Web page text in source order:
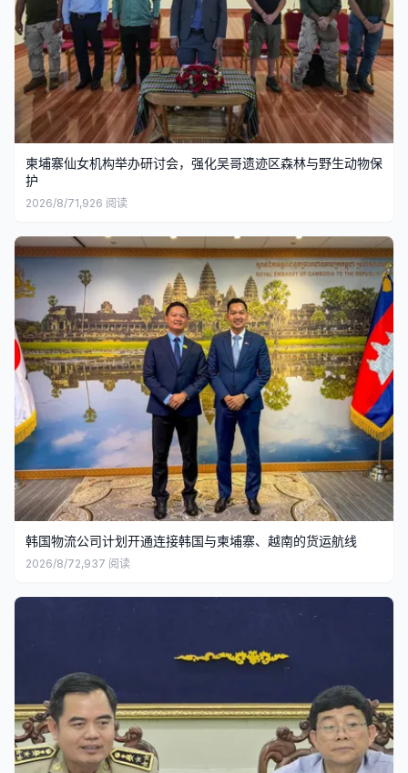
柬埔寨仙女机构举办研讨会，强化吴哥遗迹区森林与野生动物保
护
2026/8/71,926 阅读
韩国物流公司计划开通连接韩国与柬埔寨、越南的货运航线
2026/8/72,937 阅读